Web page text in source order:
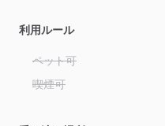
利用ルール
ペット可
喫煙可